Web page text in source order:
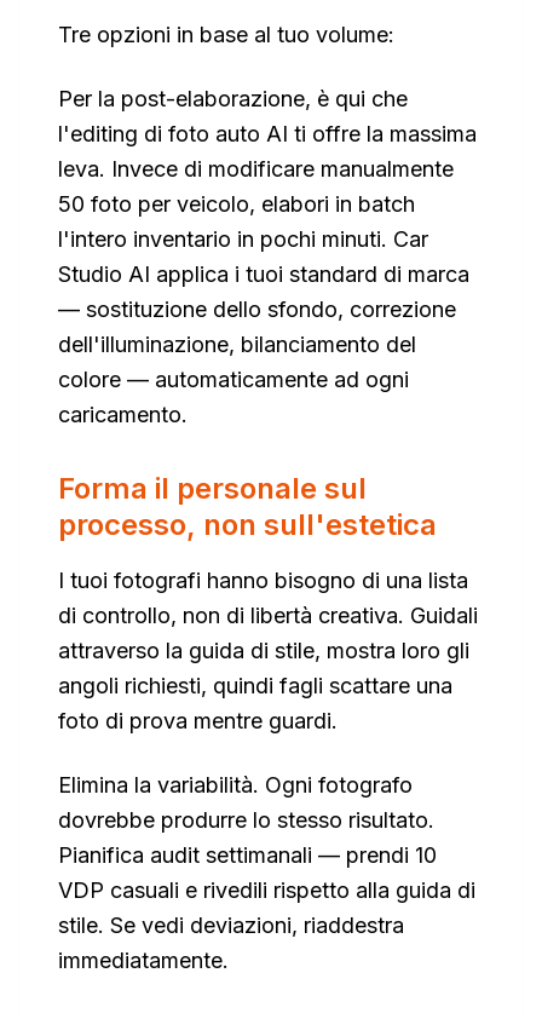
Tre opzioni in base al tuo volume:
Per la post-elaborazione, è qui che
l'editing di foto auto AI ti offre la massima
leva. Invece di modificare manualmente
50 foto per veicolo, elabori in batch
l'intero inventario in pochi minuti. Car
Studio AI applica i tuoi standard di marca
— sostituzione dello sfondo, correzione
dell'illuminazione, bilanciamento del
colore — automaticamente ad ogni
caricamento.
Forma il personale sul
processo, non sull'estetica
I tuoi fotografi hanno bisogno di una lista
di controllo, non di libertà creativa. Guidali
attraverso la guida di stile, mostra loro gli
angoli richiesti, quindi fagli scattare una
foto di prova mentre guardi.
Elimina la variabilità. Ogni fotografo
dovrebbe produrre lo stesso risultato.
Pianifica audit settimanali — prendi 10
VDP casuali e rivedili rispetto alla guida di
stile. Se vedi deviazioni, riaddestra
immediatamente.